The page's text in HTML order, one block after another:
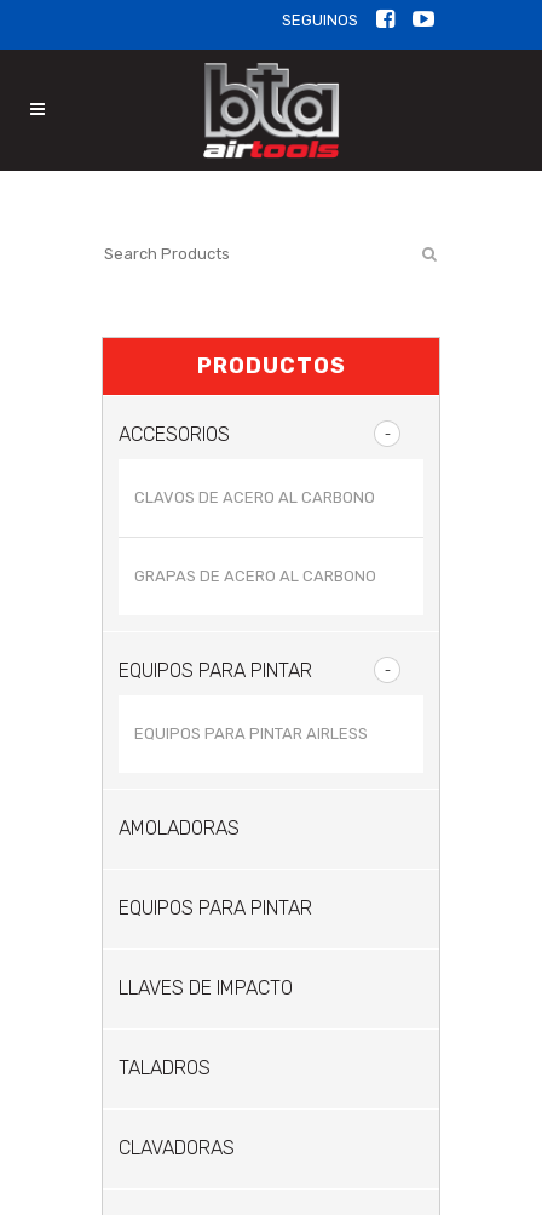
SEGUINOS
PRODUCTOS
ACCESORIOS
CLAVOS DE ACERO AL CARBONO
GRAPAS DE ACERO AL CARBONO
EQUIPOS PARA PINTAR
EQUIPOS PARA PINTAR AIRLESS
AMOLADORAS
EQUIPOS PARA PINTAR
LLAVES DE IMPACTO
TALADROS
CLAVADORAS